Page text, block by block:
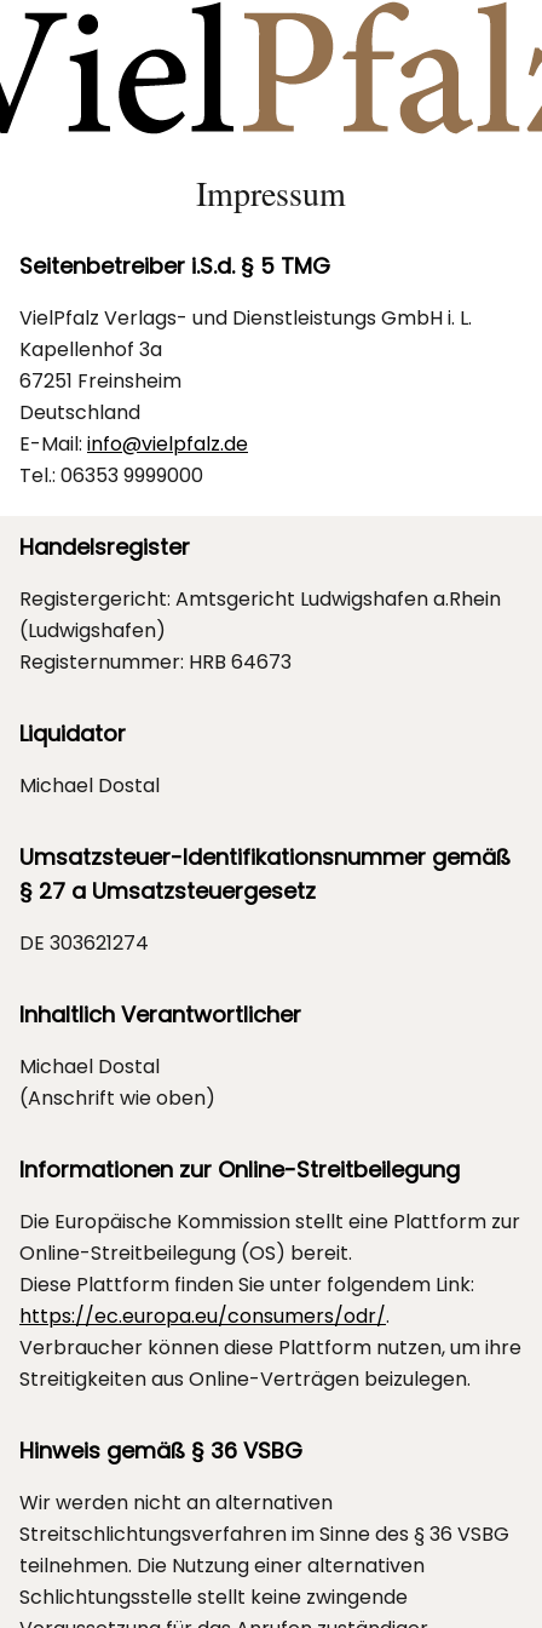
Impressum
Seitenbetreiber i.S.d. § 5 TMG
VielPfalz Verlags- und Dienstleistungs GmbH i. L.
Kapellenhof 3a
67251 Freinsheim
Deutschland
E-Mail: info@vielpfalz.de
Tel.: 06353 9999000
Handelsregister
Registergericht: Amtsgericht Ludwigshafen a.Rhein
(Ludwigshafen)
Registernummer: HRB 64673
Liquidator
Michael Dostal
Umsatzsteuer-Identifikationsnummer gemäß
§ 27 a Umsatzsteuergesetz
DE 303621274
Inhaltlich Verantwortlicher
Michael Dostal
(Anschrift wie oben)
Informationen zur Online-Streitbeilegung
Die Europäische Kommission stellt eine Plattform zur
Online-Streitbeilegung (OS) bereit.
Diese Plattform finden Sie unter folgendem Link:
https://ec.europa.eu/consumers/odr/.
Verbraucher können diese Plattform nutzen, um ihre
Streitigkeiten aus Online-Verträgen beizulegen.
Hinweis gemäß § 36 VSBG
Wir werden nicht an alternativen
Streitschlichtungsverfahren im Sinne des § 36 VSBG
teilnehmen. Die Nutzung einer alternativen
Schlichtungsstelle stellt keine zwingende